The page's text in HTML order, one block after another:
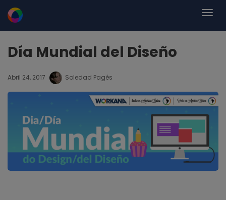
Día Mundial del Diseño
Abril 24, 2017 Soledad Pagés